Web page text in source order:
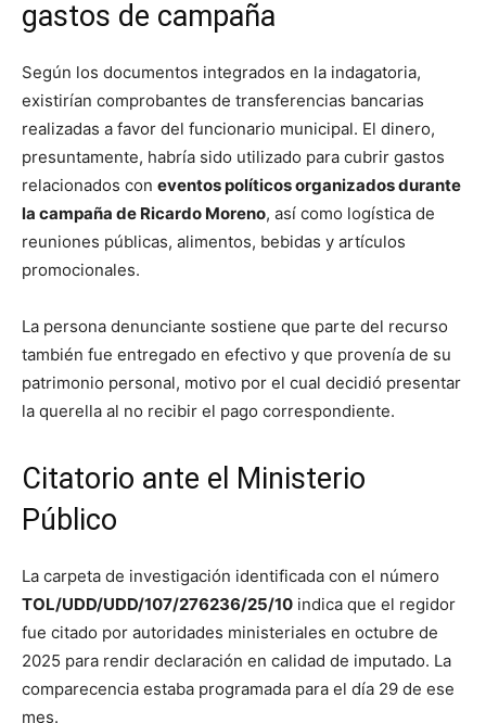
gastos de campaña
Según los documentos integrados en la indagatoria,
existirían comprobantes de transferencias bancarias
realizadas a favor del funcionario municipal. El dinero,
presuntamente, habría sido utilizado para cubrir gastos
relacionados con eventos políticos organizados durante
la campaña de Ricardo Moreno, así como logística de
reuniones públicas, alimentos, bebidas y artículos
promocionales.
La persona denunciante sostiene que parte del recurso
también fue entregado en efectivo y que provenía de su
patrimonio personal, motivo por el cual decidió presentar
la querella al no recibir el pago correspondiente.
Citatorio ante el Ministerio
Público
La carpeta de investigación identificada con el número
TOL/UDD/UDD/107/276236/25/10 indica que el regidor
fue citado por autoridades ministeriales en octubre de
2025 para rendir declaración en calidad de imputado. La
comparecencia estaba programada para el día 29 de ese
mes.